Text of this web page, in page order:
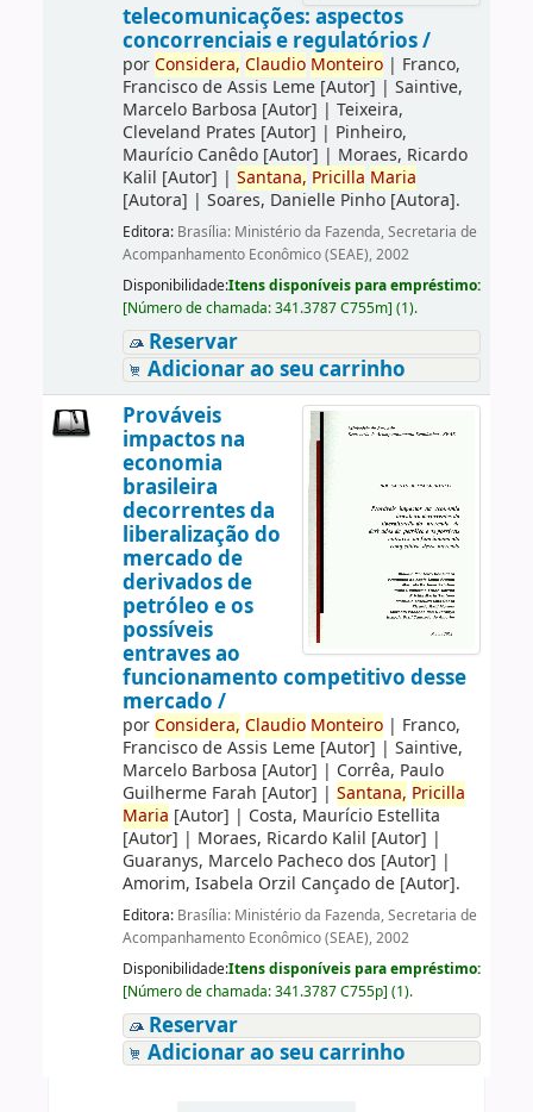
telecomunicações: aspectos
concorrenciais e regulatórios /
porConsidera, Claudio Monteiro| Franco,
Francisco de Assis Leme[Autor] | Saintive,
Marcelo Barbosa [Autor] | Teixeira,
Cleveland Prates [Autor] | Pinheiro,
Maurício Canêdo[Autor] | Moraes, Ricardo
Kalil [Autor] | Santana, Pricilla Maria
[Autora] | Soares, Danielle Pinho[Autora].
Editora: Brasília: Ministério da Fazenda, Secretaria de
Acompanhamento Econômico (SEAE), 2002
Disponibilidade:Itens disponíveis para empréstimo:
[Número de chamada:341.3787 C755m] (1).
Reservar
Adicionar ao seu carrinho
Prováveis
impactos na
economia
brasileira
decorrentes da
liberalização do
mercado de
derivados de
petróleo e os
possíveis
entraves ao
funcionamento competitivo desse
mercado /
porConsidera, Claudio Monteiro| Franco,
Francisco de Assis Leme[Autor] | Saintive,
Marcelo Barbosa [Autor] | Corrêa, Paulo
Guilherme Farah [Autor] | Santana, Pricilla
Maria [Autor] | Costa, Maurício Estellita
[Autor] | Moraes, Ricardo Kalil [Autor] |
Guaranys, Marcelo Pacheco dos [Autor] |
Amorim, Isabela Orzil Cançado de[Autor].
Editora: Brasília: Ministério da Fazenda, Secretaria de
Acompanhamento Econômico (SEAE), 2002
Disponibilidade:Itens disponíveis para empréstimo:
[Número de chamada:341.3787 C755p] (1).
Reservar
Adicionar ao seu carrinho